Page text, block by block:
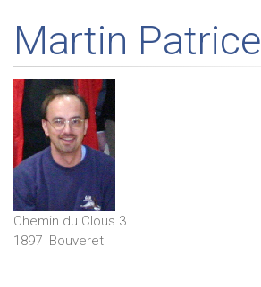
Martin Patrice
Chemin du Clous 3
1897 Bouveret